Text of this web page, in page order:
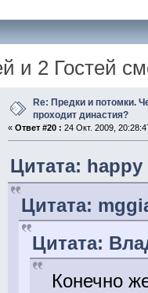
и потомки. Через
и 2 Гостей
Re: Предки и потомки.
проходит династия?
« Ответ #20 : 24 Окт. 2009,
Цитата: happy
Цитата:
Цитата:
Конечно